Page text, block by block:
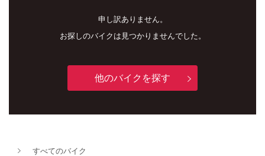
申し訳ありません。
お探しのバイクは見つかりませんでした。
他のバイクを探す
すべてのバイク